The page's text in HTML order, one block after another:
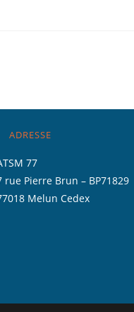
ADRESSE
77
rue Pierre Brun – BP71829
Melun Cedex